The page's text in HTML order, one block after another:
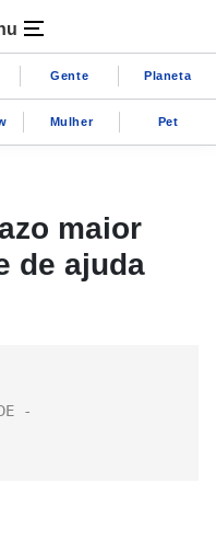
Gente Planeta
Mulher Pet
maior
de ajuda